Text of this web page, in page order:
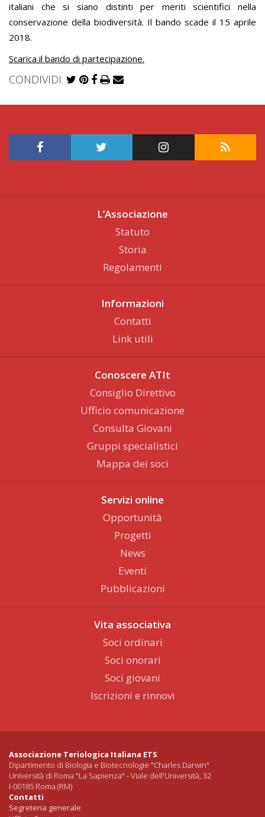
italiani che si siano distinti per meriti scientifici nella
conservazione della biodiversità. Il bando scade il 15 aprile
2018.
Scarica il bando di partecipazione.
CONDIVIDI:
L’Associazione
Statuto
Storia
Regolamenti
Informazioni
Contatti
Link utili
Conoscere ATIt
Consiglio Direttivo
Ufficio comunicazione
Consulta Giovani
Gruppi specialistici
Mappa dei soci
Servizi online
Opportunità
Progetti
News
Eventi
Pubblicazioni
Vita associativa
Soci ordinari
Soci onorari
Soci giovani
Iscrizioni e rinnovi
Associazione Teriologica Italiana ETS
Dipartimento di Biologia e Biotecnologie "Charles Darwin"
Università di Roma "La Sapienza" - Viale dell'Università, 32
I-00185 Roma (RM)
Contatti
Segreteria generale